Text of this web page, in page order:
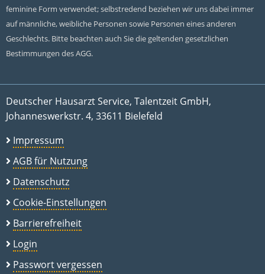
feminine Form verwendet; selbstredend beziehen wir uns dabei immer
auf männliche, weibliche Personen sowie Personen eines anderen
Geschlechts. Bitte beachten auch Sie die geltenden gesetzlichen
Bestimmungen des AGG.
Deutscher Hausarzt Service, Talentzeit GmbH,
Johanneswerkstr. 4, 33611 Bielefeld
Impressum
AGB für Nutzung
Datenschutz
Cookie-Einstellungen
Barrierefreiheit
Login
Passwort vergessen